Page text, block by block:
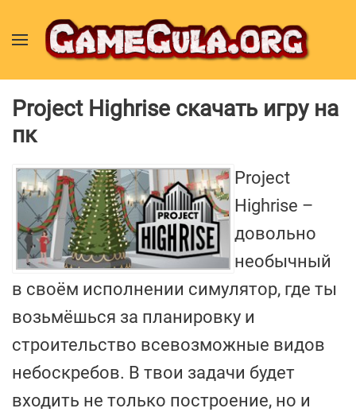
Project Highrise скачать игру на
пк
Project
Highrise –
довольно
необычный
в своём исполнении симулятор, где ты
возьмёшься за планировку и
строительство всевозможные видов
небоскребов. В твои задачи будет
входить не только построение, но и